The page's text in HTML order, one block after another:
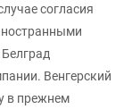
согласия
Венгерский
в прежнем